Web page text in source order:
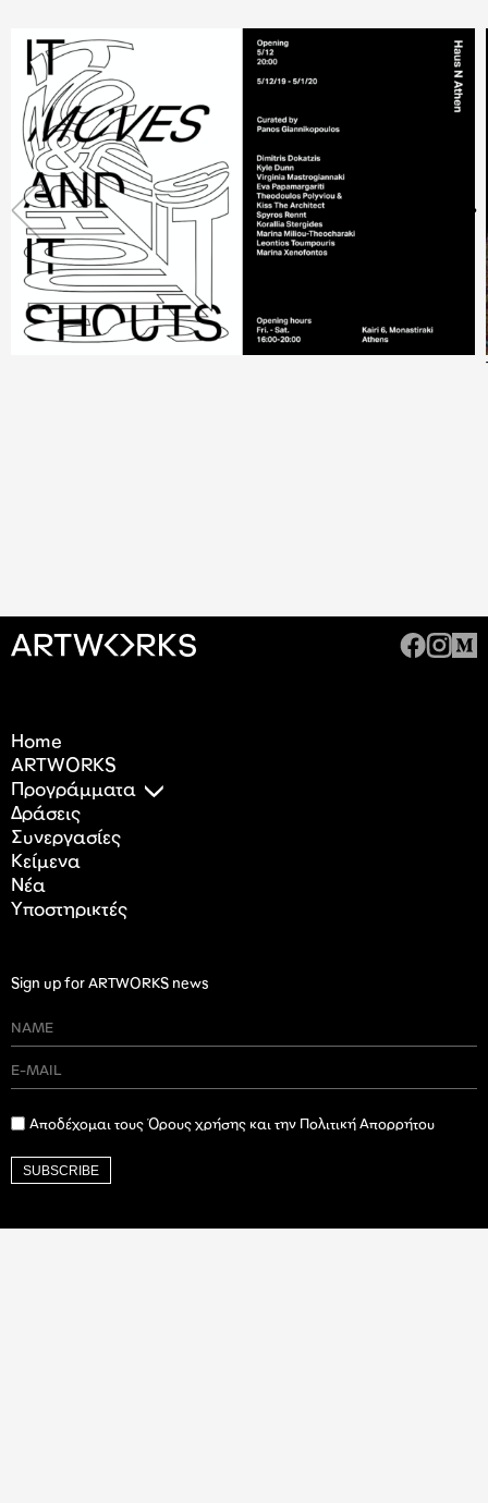
Home
ARTWORKS
Προγράμματα
Δράσεις
Συνεργασίες
Κείμενα
Nέα
Υποστηρικτές
Sign up for ARTWORKS news
Αποδέχομαι τους Όρους χρήσης και την Πολιτική Απορρήτου
SUBSCRIBE